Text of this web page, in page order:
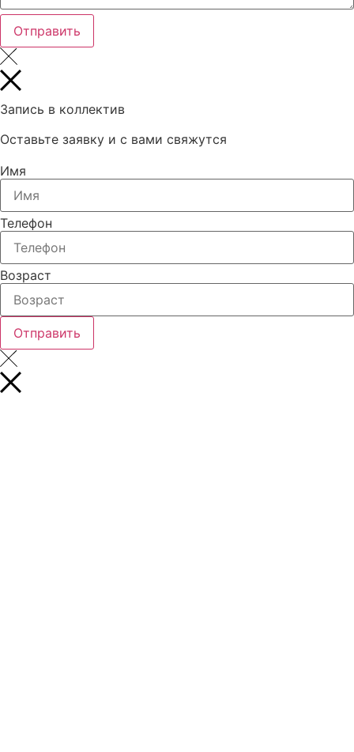
Отправить
Запись в коллектив
Оставьте заявку и с вами свяжутся
Имя
Телефон
Возраст
Отправить